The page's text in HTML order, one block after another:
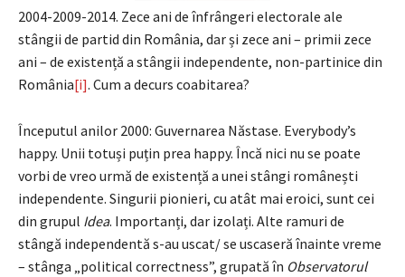
2004-2009-2014. Zece ani de înfrângeri electorale ale
stângii de partid din România, dar și zece ani – primii zece
ani – de existență a stângii independente, non-partinice din
România[i]. Cum a decurs coabitarea?
Începutul anilor 2000: Guvernarea Năstase. Everybody’s
happy. Unii totuși puțin prea happy. Încă nici nu se poate
vorbi de vreo urmă de existență a unei stângi românești
independente. Singurii pionieri, cu atât mai eroici, sunt cei
din grupul Idea. Importanți, dar izolați. Alte ramuri de
stângă independentă s-au uscat/ se uscaseră înainte vreme
– stânga „political correctness”, grupată în Observatorul